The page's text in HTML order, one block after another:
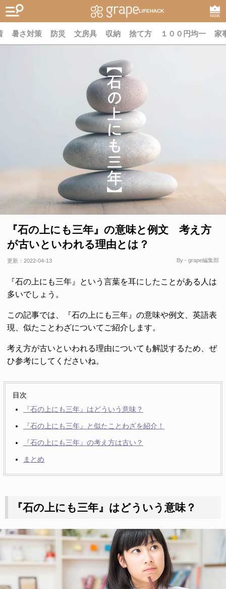
LIFEHACK
RANK
暑さ対策 防災 文房具 収納 捨て方 １００円均一 家
『石の上にも三年』の意味と例文 考え方
が古いといわれる理由とは？
更新： 2022-04-13 By - grape編集部
『石の上にも三年』という言葉を耳にしたことがある人は
多いでしょう。
この記事では、『石の上にも三年』の意味や例文、英語表
現、似たことわざについてご紹介します。
考え方が古いといわれる理由についても解説するため、ぜ
ひ参考にしてくださいね。
目次
『石の上にも三年』はどういう意味？
『石の上にも三年』と似たことわざを紹介！
『石の上にも三年』の考え方は古い？
まとめ
『石の上にも三年』はどういう意味？